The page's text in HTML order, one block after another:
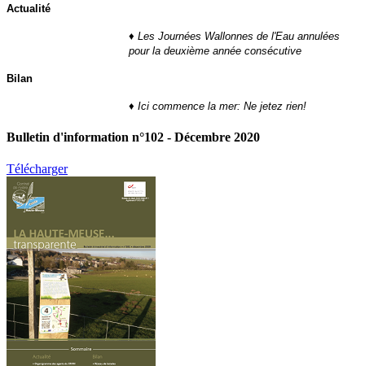
Actualité
♦ Les Journées Wallonnes de l'Eau annulées
pour la deuxième année consécutive
Bilan
♦ Ici commence la mer: Ne jetez rien!
Bulletin d'information n°102 - Décembre 2020
Télécharger